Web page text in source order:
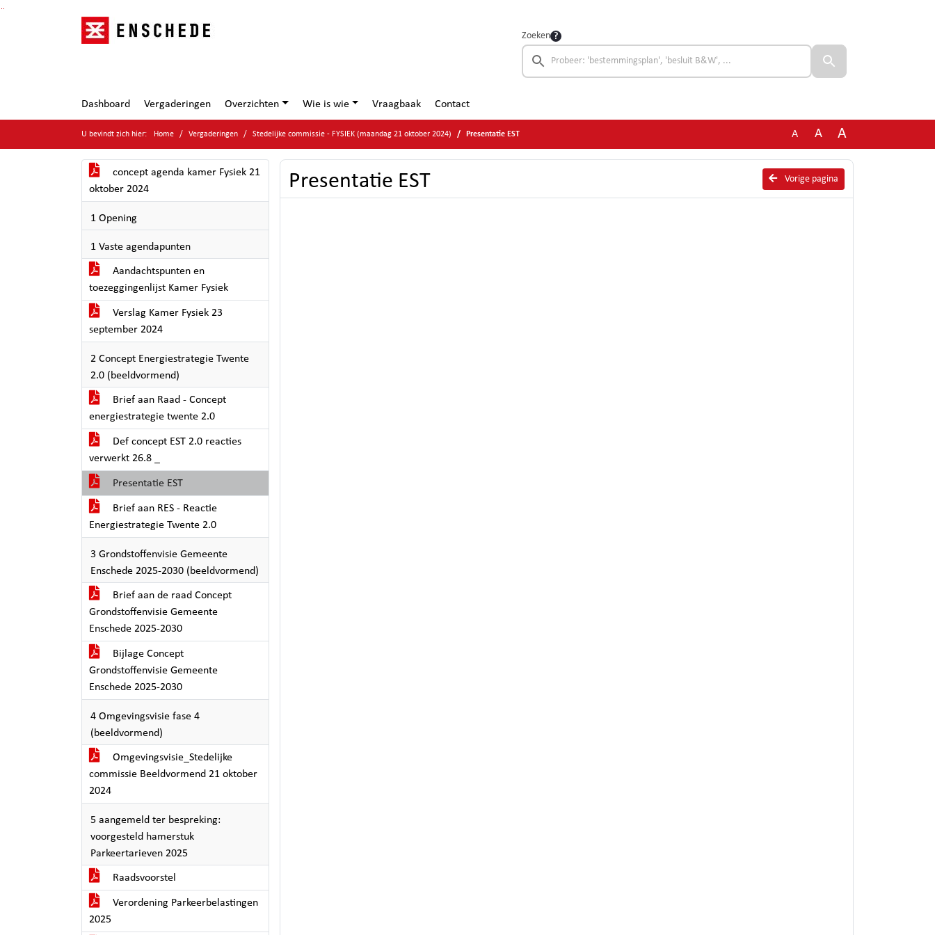
Ga naar de inhoud van deze pagina
Ga naar het zoeken
Ga naar het menu
Zoeken
Dashboard Vergaderingen Overzichten Wie is wie Vraagbaak Contact
U bevindt zich hier: Home Vergaderingen Stedelijke commissie - FYSIEK (maandag 21 oktober 2024) Presentatie EST A A A
concept agenda kamer Fysiek 21
oktober 2024
1 Opening
1 Vaste agendapunten
Aandachtspunten en
toezeggingenlijst Kamer Fysiek
Verslag Kamer Fysiek 23
september 2024
2 Concept Energiestrategie Twente
2.0 (beeldvormend)
Brief aan Raad - Concept
energiestrategie twente 2.0
Def concept EST 2.0 reacties
verwerkt 26.8 _
Presentatie EST
Brief aan RES - Reactie
Energiestrategie Twente 2.0
3 Grondstoffenvisie Gemeente
Enschede 2025-2030 (beeldvormend)
Brief aan de raad Concept
Grondstoffenvisie Gemeente
Enschede 2025-2030
Bijlage Concept
Grondstoffenvisie Gemeente
Enschede 2025-2030
4 Omgevingsvisie fase 4
(beeldvormend)
Omgevingsvisie_Stedelijke
commissie Beeldvormend 21 oktober
2024
5 aangemeld ter bespreking:
voorgesteld hamerstuk
Parkeertarieven 2025
Raadsvoorstel
Verordening Parkeerbelastingen
2025
Vorige pagina
Presentatie EST